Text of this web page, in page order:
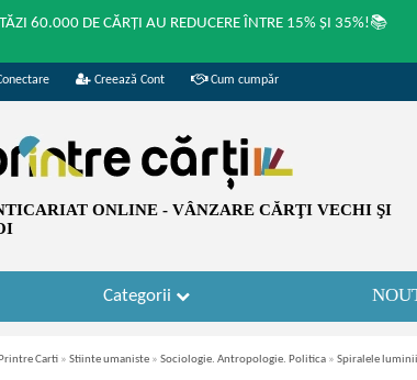
60.000 DE CĂRȚI AU REDUCERE ÎNTRE 15% ȘI 35%!📚
Creează Cont Cum cumpăr
ONLINE - VÂNZARE CĂRŢI VECHI ŞI
Categorii
Printre Carti » Stiinte umaniste » Sociologie. Antropologie. Politica » Spiralele